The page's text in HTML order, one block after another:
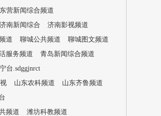
东营新闻综合频道
济南新闻综合
济南影视频道
道 聊城公共频道
聊城图文频道
服务频道
青岛新闻综合频道
台.sdggjnrct
山东农科频道
山东齐鲁频道
频道
潍坊科教频道